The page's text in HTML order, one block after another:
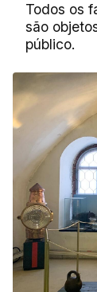
Todos os
são
público.